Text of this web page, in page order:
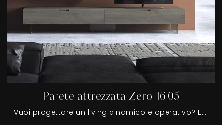
Parete attrezzata Zero 16 05
Vuoi progettare un living dinamico e operativo? Ecco a te la parete attrezzata Parete attrezzata Zero 16 05 Devina Nais dalle linee decise moderne.